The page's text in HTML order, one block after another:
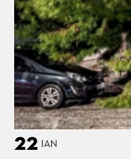
22 ΙΑΝ